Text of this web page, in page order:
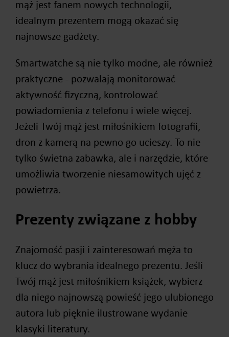
mąż jest fanem nowych technologii,
idealnym prezentem mogą okazać się
najnowsze gadżety.
Smartwatche są nie tylko modne, ale również
praktyczne - pozwalają monitorować
aktywność fizyczną, kontrolować
powiadomienia z telefonu i wiele więcej.
Jeżeli Twój mąż jest miłośnikiem fotografii,
dron z kamerą na pewno go ucieszy. To nie
tylko świetna zabawka, ale i narzędzie, które
umożliwia tworzenie niesamowitych ujęć z
powietrza.
Prezenty związane z hobby
Znajomość pasji i zainteresowań męża to
klucz do wybrania idealnego prezentu. Jeśli
Twój mąż jest miłośnikiem książek, wybierz
dla niego najnowszą powieść jego ulubionego
autora lub pięknie ilustrowane wydanie
klasyki literatury.